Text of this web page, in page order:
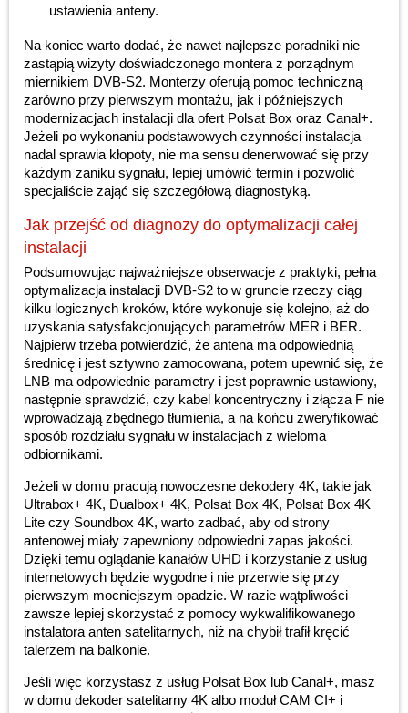
ustawienia anteny.
Na koniec warto dodać, że nawet najlepsze poradniki nie
zastąpią wizyty doświadczonego montera z porządnym
miernikiem DVB-S2. Monterzy oferują pomoc techniczną
zarówno przy pierwszym montażu, jak i późniejszych
modernizacjach instalacji dla ofert Polsat Box oraz Canal+.
Jeżeli po wykonaniu podstawowych czynności instalacja
nadal sprawia kłopoty, nie ma sensu denerwować się przy
każdym zaniku sygnału, lepiej umówić termin i pozwolić
specjaliście zająć się szczegółową diagnostyką.
Jak przejść od diagnozy do optymalizacji całej
instalacji
Podsumowując najważniejsze obserwacje z praktyki, pełna
optymalizacja instalacji DVB-S2 to w gruncie rzeczy ciąg
kilku logicznych kroków, które wykonuje się kolejno, aż do
uzyskania satysfakcjonujących parametrów MER i BER.
Najpierw trzeba potwierdzić, że antena ma odpowiednią
średnicę i jest sztywno zamocowana, potem upewnić się, że
LNB ma odpowiednie parametry i jest poprawnie ustawiony,
następnie sprawdzić, czy kabel koncentryczny i złącza F nie
wprowadzają zbędnego tłumienia, a na końcu zweryfikować
sposób rozdziału sygnału w instalacjach z wieloma
odbiornikami.
Jeżeli w domu pracują nowoczesne dekodery 4K, takie jak
Ultrabox+ 4K, Dualbox+ 4K, Polsat Box 4K, Polsat Box 4K
Lite czy Soundbox 4K, warto zadbać, aby od strony
antenowej miały zapewniony odpowiedni zapas jakości.
Dzięki temu oglądanie kanałów UHD i korzystanie z usług
internetowych będzie wygodne i nie przerwie się przy
pierwszym mocniejszym opadzie. W razie wątpliwości
zawsze lepiej skorzystać z pomocy wykwalifikowanego
instalatora anten satelitarnych, niż na chybił trafił kręcić
talerzem na balkonie.
Jeśli więc korzystasz z usług Polsat Box lub Canal+, masz
w domu dekoder satelitarny 4K albo moduł CAM CI+ i